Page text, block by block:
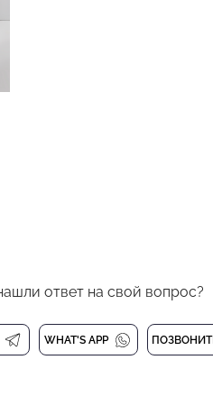
ответ на свой вопрос?
WHAT'S APP